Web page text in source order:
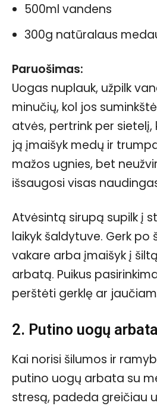
500ml vandens
300g natūralaus
Paruošimas:
Uogas nuplauk, užpilk
minučių, kol jos
atvės, pertrink per sietelį,
ją įmaišyk medų ir
mažos ugnies, bet
išsaugosi visas
Atvėsintą sirupą supilk į
laikyk šaldytuve. Gerk po
vakare arba įmaišyk į
arbatą. Puikus
perštėti gerklę ar
2. Putino uogų
Kai norisi šilumos ir
putino uogų arbata su
stresą, padeda greičiau